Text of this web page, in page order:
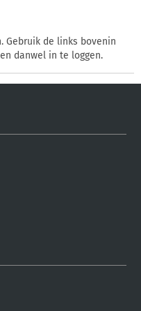
Gebruik de links bovenin
danwel in te loggen.